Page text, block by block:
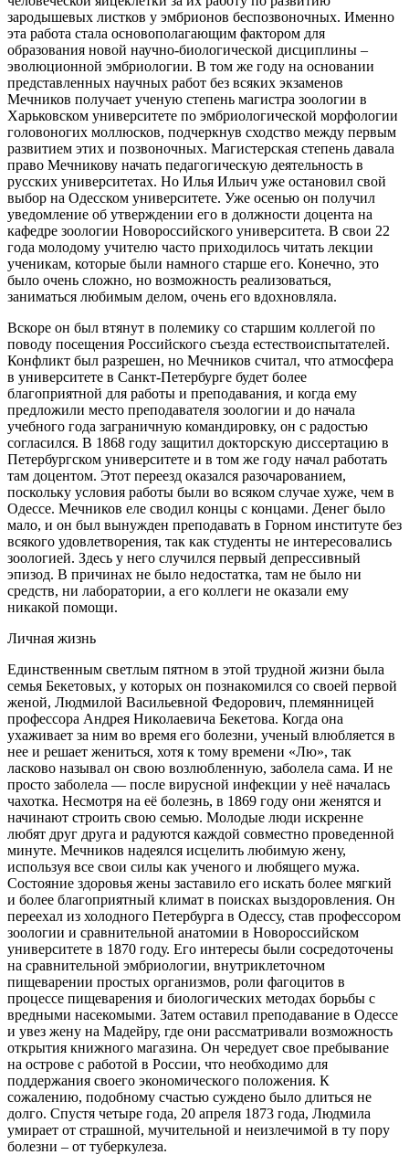
зародышевых листков у эмбрионов беспозвоночных. Именно
эта работа стала основополагающим фактором для
образования новой научно-биологической дисциплины –
эволюционной эмбриологии. В том же году на основании
представленных научных работ без всяких экзаменов
Мечников получает ученую степень магистра зоологии в
Харьковском университете по эмбриологической морфологии
головоногих моллюсков, подчеркнув сходство между первым
развитием этих и позвоночных. Магистерская степень давала
право Мечникову начать педагогическую деятельность в
русских университетах. Но Илья Ильич уже остановил свой
выбор на Одесском университете. Уже осенью он получил
уведомление об утверждении его в должности доцента на
кафедре зоологии Новороссийского университета. В свои 22
года молодому учителю часто приходилось читать лекции
ученикам, которые были намного старше его. Конечно, это
было очень сложно, но возможность реализоваться,
заниматься любимым делом, очень его вдохновляла.
Вскоре он был втянут в полемику со старшим коллегой по
поводу посещения Российского съезда естествоиспытателей.
Конфликт был разрешен, но Мечников считал, что атмосфера
в университете в Санкт-Петербурге будет более
благоприятной для работы и преподавания, и когда ему
предложили место преподавателя зоологии и до начала
учебного года заграничную командировку, он с радостью
согласился. В 1868 году защитил докторскую диссертацию в
Петербургском университете и в том же году начал работать
там доцентом. Этот переезд оказался разочарованием,
поскольку условия работы были во всяком случае хуже, чем в
Одессе. Мечников еле сводил концы с концами. Денег было
мало, и он был вынужден преподавать в Горном институте без
всякого удовлетворения, так как студенты не интересовались
зоологией. Здесь у него случился первый депрессивный
эпизод. В причинах не было недостатка, там не было ни
средств, ни лаборатории, а его коллеги не оказали ему
никакой помощи.
Личная жизнь
Единственным светлым пятном в этой трудной жизни была
семья Бекетовых, у которых он познакомился со своей первой
женой, Людмилой Васильевной Федорович, племянницей
профессора Андрея Николаевича Бекетова. Когда она
ухаживает за ним во время его болезни, ученый влюбляется в
нее и решает жениться, хотя к тому времени «Лю», так
ласково называл он свою возлюбленную, заболела сама. И не
просто заболела — после вирусной инфекции у неё началась
чахотка. Несмотря на её болезнь, в 1869 году они женятся и
начинают строить свою семью. Молодые люди искренне
любят друг друга и радуются каждой совместно проведенной
минуте. Мечников надеялся исцелить любимую жену,
используя все свои силы как ученого и любящего мужа.
Состояние здоровья жены заставило его искать более мягкий
и более благоприятный климат в поисках выздоровления. Он
переехал из холодного Петербурга в Одессу, став профессором
зоологии и сравнительной анатомии в Новороссийском
университете в 1870 году. Его интересы были сосредоточены
на сравнительной эмбриологии, внутриклеточном
пищеварении простых организмов, роли фагоцитов в
процессе пищеварения и биологических методах борьбы с
вредными насекомыми. Затем оставил преподавание в Одессе
и увез жену на Мадейру, где они рассматривали возможность
открытия книжного магазина. Он чередует свое пребывание
на острове с работой в России, что необходимо для
поддержания своего экономического положения. К
сожалению, подобному счастью суждено было длиться не
долго. Спустя четыре года, 20 апреля 1873 года, Людмила
умирает от страшной, мучительной и неизлечимой в ту пору
болезни – от туберкулеза.